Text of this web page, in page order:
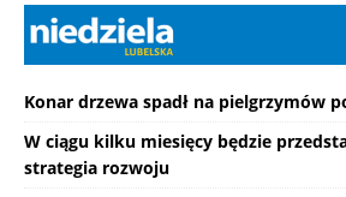
Konar drzewa spadł na pielgrzymów
W ciągu kilku miesięcy będzie
strategia rozwoju